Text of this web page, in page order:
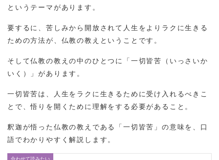
というテーマがあります。
要するに、苦しみから開放されて人生をよりラクに生きる
ための方法が、仏教の教えということです。
そして仏教の教えの中のひとつに「一切皆苦（いっさいか
いく）」があります。
一切皆苦は、人生をラクに生きるために受け入れるべきこ
とで、悟りを開くために理解をする必要があること。
釈迦が悟った仏教の教えである「一切皆苦」の意味を、口
語でわかりやすく解説します。